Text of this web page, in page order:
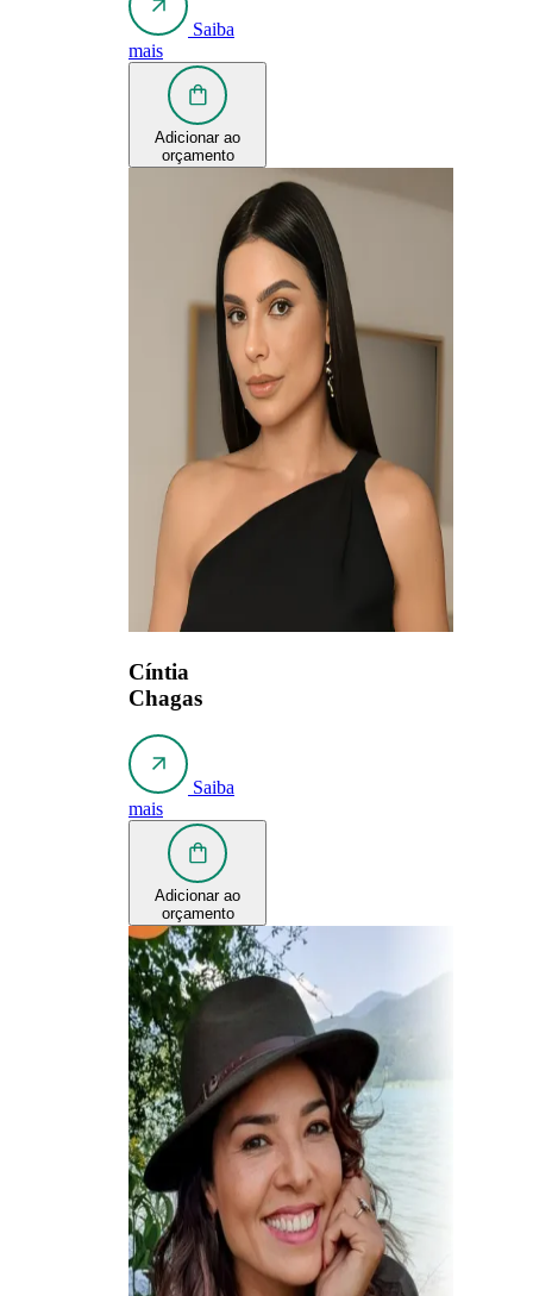
Saiba
mais
Adicionar ao
orçamento
Cíntia
Chagas
Saiba
mais
Adicionar ao
orçamento